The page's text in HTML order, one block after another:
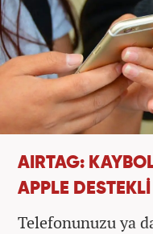
AIRTAG:
APPLE
Telefonunuzu ya